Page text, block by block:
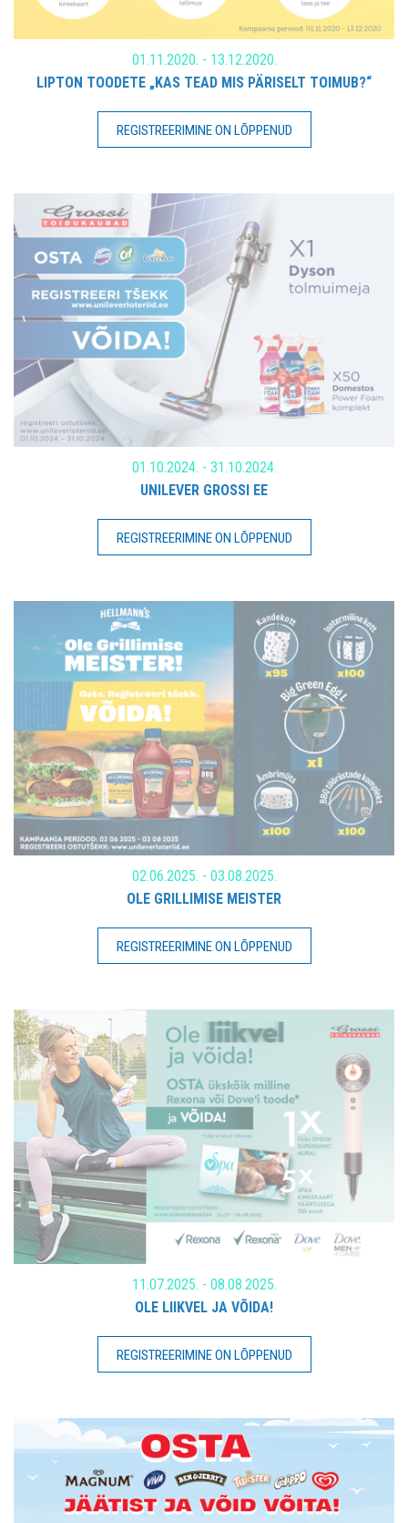
01.11.2020. - 13.12.2020.
LIPTON TOODETE „KAS TEAD MIS PÄRISELT TOIMUB?“
REGISTREERIMINE ON LÕPPENUD
01.10.2024. - 31.10.2024.
UNILEVER GROSSI EE
REGISTREERIMINE ON LÕPPENUD
02.06.2025. - 03.08.2025.
OLE GRILLIMISE MEISTER
REGISTREERIMINE ON LÕPPENUD
11.07.2025. - 08.08.2025.
OLE LIIKVEL JA VÕIDA!
REGISTREERIMINE ON LÕPPENUD